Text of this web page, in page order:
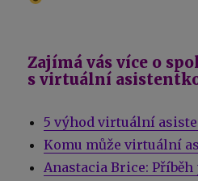
Zajímá vás více o
s virtuální
5 výhod virtuální
Komu může virtuální
Anastacia Brice: